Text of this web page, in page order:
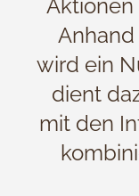
Aktionen
wird ein
dient
mit den